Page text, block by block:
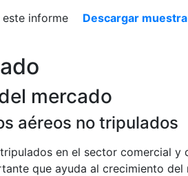
informe Descargar
mercado
aéreos no tripulados
en el sector comercial y
que ayuda al crecimiento